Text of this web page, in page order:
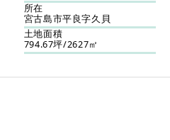
所在
宮古島市平良字久貝
土地面積
794.67坪/2627㎡